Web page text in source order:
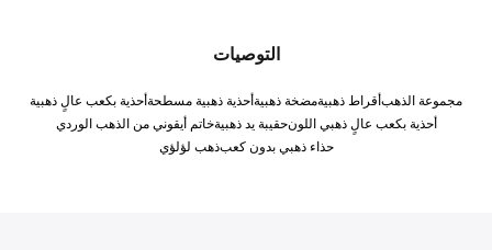
التوصيات
مجموعة الذهب أقراط ذهبيةمضخة ذهبية أحذية ذهبية مسطحة أحذية بكعب عالٍ ذهبية
أحذية بكعب عالٍ ذهبي اللونحقيبة يد ذهبيةخاتم أيقوني من الذهب الوردي
حذاء ذهبي بدون كعبذهب لؤلؤي